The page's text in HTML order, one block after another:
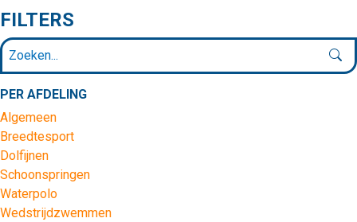
FILTERS
PER AFDELING
Algemeen
Breedtesport
Dolfijnen
Schoonspringen
Waterpolo
Wedstrijdzwemmen